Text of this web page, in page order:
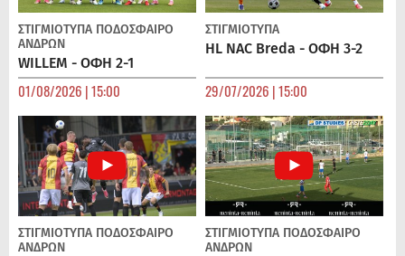
ΣΤΙΓΜΙΟΤΥΠΑ ΠΟΔΌΣΦΑΙΡΟ
ΑΝΔΡΏΝ
WILLEM - ΟΦΗ 2-1
01/08/2026 | 15:00
ΣΤΙΓΜΙΟΤΥΠΑ
HL NAC Breda - ΟΦΗ 3-2
29/07/2026 | 15:00
ΣΤΙΓΜΙΟΤΥΠΑ ΠΟΔΌΣΦΑΙΡΟ
ΑΝΔΡΏΝ
ΣΤΙΓΜΙΟΤΥΠΑ ΠΟΔΌΣΦΑΙΡΟ
ΑΝΔΡΏΝ